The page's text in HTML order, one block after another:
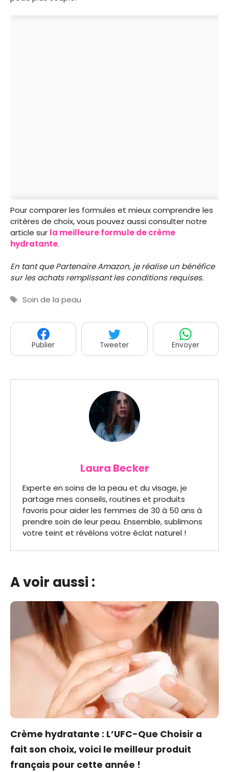
Pour comparer les formules et mieux comprendre les
critères de choix, vous pouvez aussi consulter notre
article sur la meilleure formule de crème
hydratante.
En tant que Partenaire Amazon, je réalise un bénéfice
sur les achats remplissant les conditions requises.
Étiquettes
Soin de la peau
Publier Tweeter Envoyer
Laura Becker
Experte en soins de la peau et du visage, je
partage mes conseils, routines et produits
favoris pour aider les femmes de 30 à 50 ans à
prendre soin de leur peau. Ensemble, sublimons
votre teint et révélons votre éclat naturel !
A voir aussi :
Crème hydratante : L’UFC-Que Choisir a
fait son choix, voici le meilleur produit
français pour cette année !